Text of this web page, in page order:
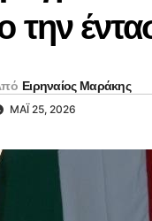
την
Ειρηναίος Μαράκης
ΜΆΙ 25, 2026